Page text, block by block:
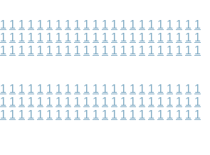
1 1 1 1 1 1 1 1 1 1 1 1 1 1 1 1 1 1 1 1 1 1
1 1 1 1 1 1 1 1 1 1 1 1 1 1 1 1 1 1 1 1 1 1
1 1 1 1 1 1 1 1 1 1 1 1 1 1 1 1 1 1 1 1 1 1
1 1 1 1 1 1 1 1 1 1 1 1 1 1 1 1 1 1 1 1 1 1
1 1 1 1 1 1 1 1 1 1 1 1 1 1 1 1 1 1 1 1 1 1
1 1 1 1 1 1 1 1 1 1 1 1 1 1 1 1 1 1 1 1 1 1